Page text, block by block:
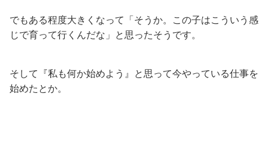
でもある程度大きくなって「そうか。この子はこういう感
じで育って行くんだな」と思ったそうです。
そして『私も何か始めよう』と思って今やっている仕事を
始めたとか。